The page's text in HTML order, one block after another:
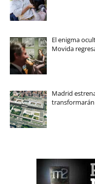
El enigma
Movida
Madrid